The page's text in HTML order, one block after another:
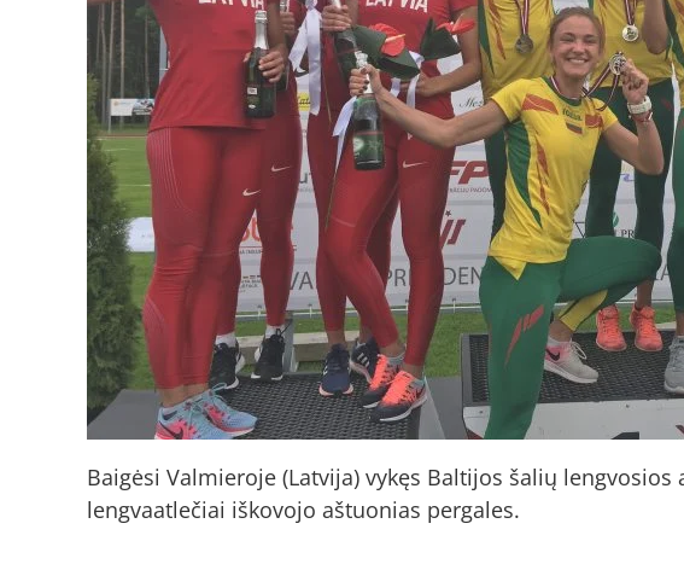
Baigėsi Valmieroje (Latvija) vykęs Baltijos šalių
lengvaatlečiai iškovojo aštuonias pergales.